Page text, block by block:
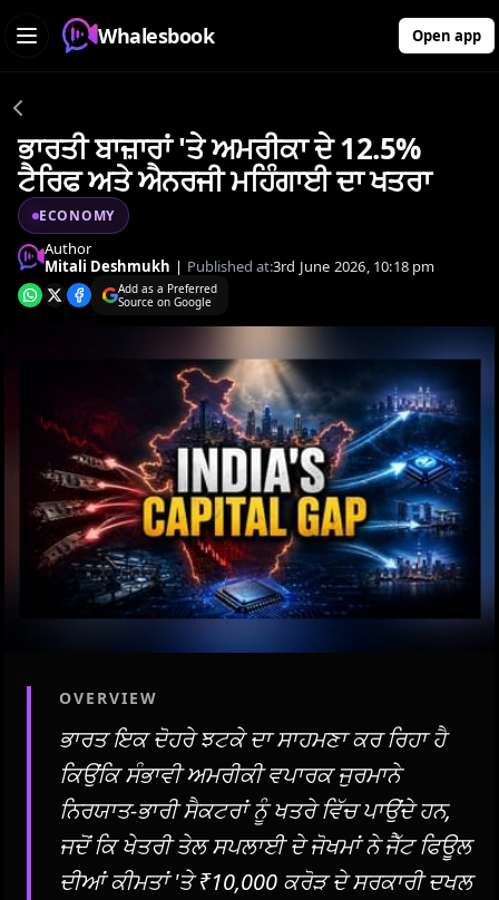
Whalesbook Open app
ਭਾਰਤੀ ਬਾਜ਼ਾਰਾਂ 'ਤੇ ਅਮਰੀਕਾ ਦੇ 12.5%
ਟੈਰਿਫ ਅਤੇ ਐਨਰਜੀ ਮਹਿੰਗਾਈ ਦਾ ਖਤਰਾ
ECONOMY
Author
Mitali Deshmukh | Published at:3rd June 2026, 10:18 pm
Add as a Preferred
Source on Google
OVERVIEW
ਭਾਰਤ ਇਕ ਦੋਹਰੇ ਝਟਕੇ ਦਾ ਸਾਹਮਣਾ ਕਰ ਰਿਹਾ ਹੈ
ਕਿਉਂਕਿ ਸੰਭਾਵੀ ਅਮਰੀਕੀ ਵਪਾਰਕ ਜੁਰਮਾਨੇ
ਨਿਰਯਾਤ-ਭਾਰੀ ਸੈਕਟਰਾਂ ਨੂੰ ਖਤਰੇ ਵਿੱਚ ਪਾਉਂਦੇ ਹਨ,
ਜਦੋਂ ਕਿ ਖੇਤਰੀ ਤੇਲ ਸਪਲਾਈ ਦੇ ਜੋਖਮਾਂ ਨੇ ਜੈੱਟ ਫਿਊਲ
ਦੀਆਂ ਕੀਮਤਾਂ 'ਤੇ ₹10,000 ਕਰੋੜ ਦੇ ਸਰਕਾਰੀ ਦਖਲ